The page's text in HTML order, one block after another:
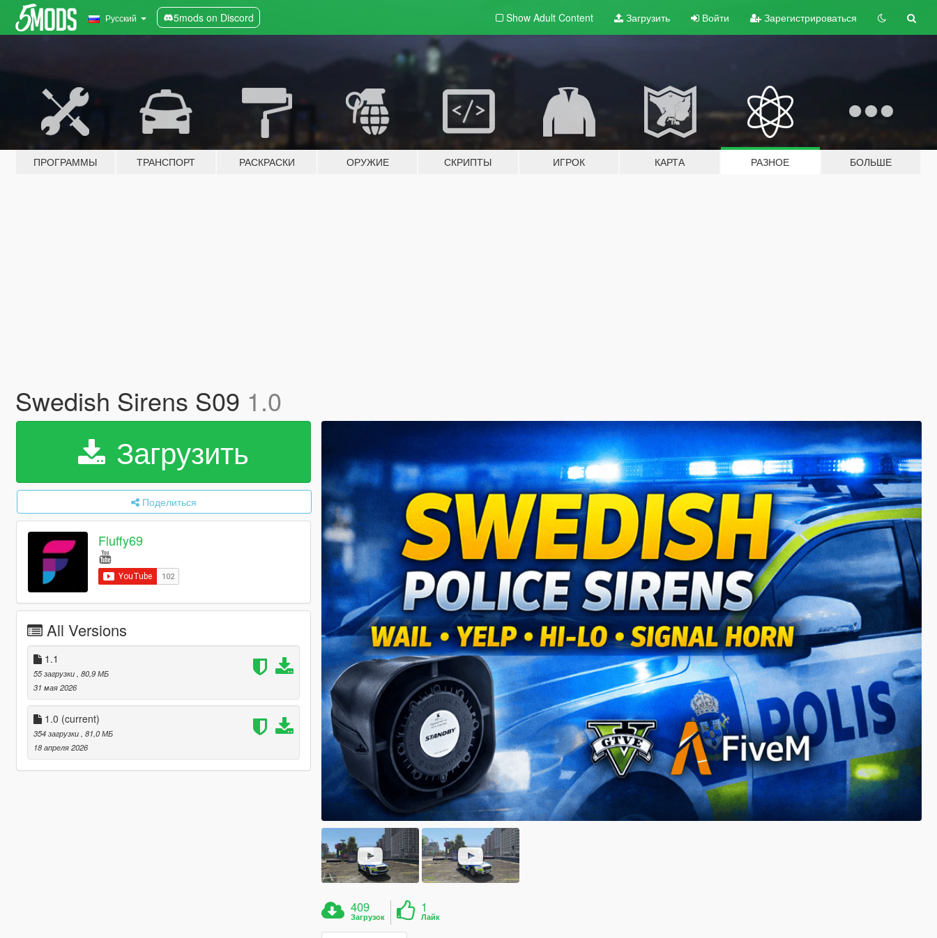
Русский 5mods on Discord Show Adult Content Загрузить Войти Зарегистрироваться
ПРОГРАММЫ ТРАНСПОРТ РАСКРАСКИ ОРУЖИЕ СКРИПТЫ ИГРОК КАРТА РАЗНОЕ БОЛЬШЕ
Swedish Sirens S09 1.0
Загрузить
Поделиться
Fluffy69
All Versions
1.1
55 загрузки , 80,9 МБ
31 мая 2026
1.0 (current)
354 загрузки , 81,0 МБ
18 апреля 2026
409
Загрузок
1
Лайк